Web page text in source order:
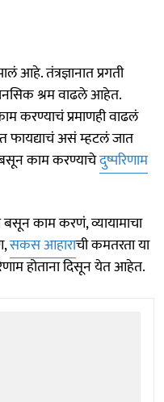
आहे. तंत्रज्ञानात प्रगती
श्रम वाढले आहेत.
करण्याचं प्रमाणही वाढलं
फायद्याचं असं म्हटलं जात
काम करण्याचेदुष्परिणाम
काम करणं, व्यायामाचा
सकस आहाराची कमतरता या
होताना दिसून येत आहेत.